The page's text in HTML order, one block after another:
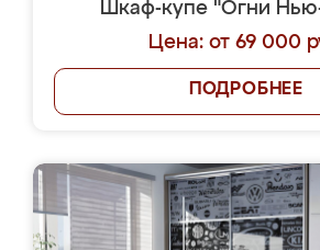
Шкаф-купе "Огни
Цена: от 69 000
ПОДРОБНЕЕ